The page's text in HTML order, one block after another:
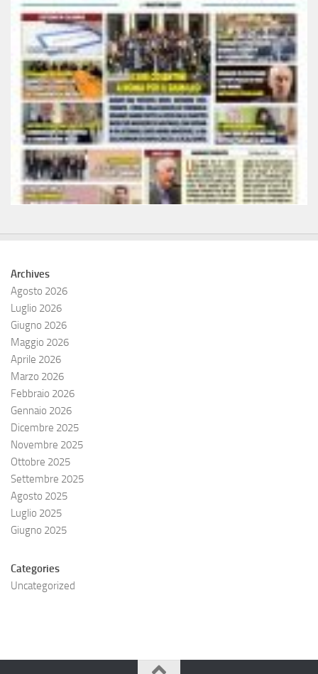
Archives
Agosto 2026
Luglio 2026
Giugno 2026
Maggio 2026
Aprile 2026
Marzo 2026
Febbraio 2026
Gennaio 2026
Dicembre 2025
Novembre 2025
Ottobre 2025
Settembre 2025
Agosto 2025
Luglio 2025
Giugno 2025
Categories
Uncategorized